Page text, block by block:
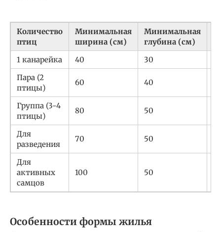
Количество
птиц
Минимальная
ширина (см)
Минимальная
глубина (см)
1 канарейка
40 30
Пара (2
птицы)
60 40
Группа (3-4
птицы)
80 50
Для
разведения
70 50
Для
активных
самцов
100 50
Особенности формы жилья